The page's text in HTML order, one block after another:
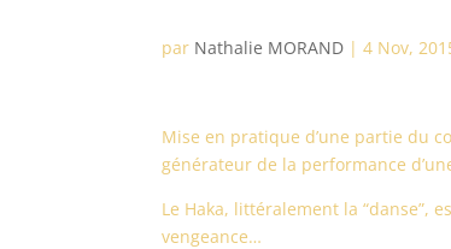
par Nathalie MORAND |4 Nov,
Mise en pratique d’une partie du
générateur de la performance
Le Haka, littéralement la “danse”,
vengeance…